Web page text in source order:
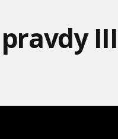
III